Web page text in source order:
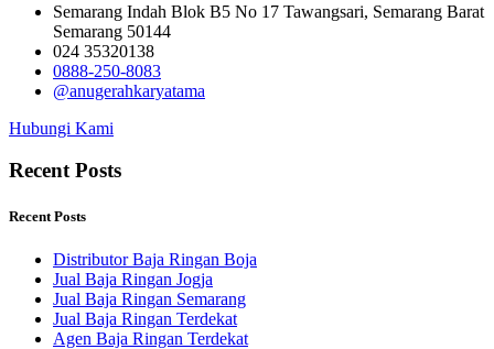
Semarang Indah Blok B5 No 17 Tawangsari, Semarang Barat
Semarang 50144
024 35320138
0888-250-8083
@anugerahkaryatama
Hubungi Kami
Recent Posts
Recent Posts
Distributor Baja Ringan Boja
Jual Baja Ringan Jogja
Jual Baja Ringan Semarang
Jual Baja Ringan Terdekat
Agen Baja Ringan Terdekat